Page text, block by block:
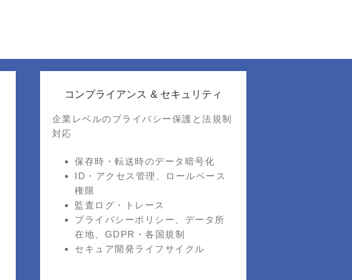
コンプライアンス & セキュリティ
企業レベルのプライバシー保護と法規制
対応
保存時・転送時のデータ暗号化
ID・アクセス管理、ロールベース
権限
監査ログ・トレース
プライバシーポリシー、データ所
在地、GDPR・各国規制
セキュア開発ライフサイクル